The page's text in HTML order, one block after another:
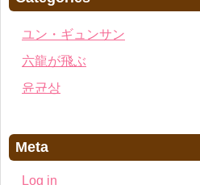
ユン・ギュンサン
六龍が飛ぶ
윤균상
Meta
Log in